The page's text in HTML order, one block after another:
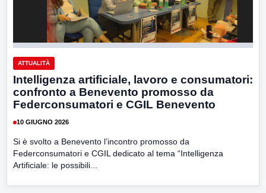
ATTUALITÀ
Intelligenza artificiale, lavoro e consumatori:
confronto a Benevento promosso da
Federconsumatori e CGIL Benevento
10 GIUGNO 2026
Si è svolto a Benevento l’incontro promosso da
Federconsumatori e CGIL dedicato al tema “Intelligenza
Artificiale: le possibili...